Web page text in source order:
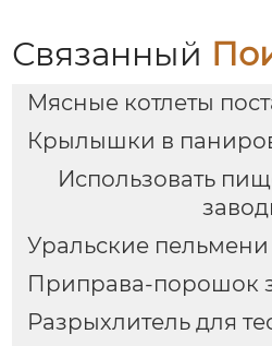
Связанный
Мясные котлеты
Крылышки в
Использовать
Уральские
Приправа-порошок
Разрыхлитель для